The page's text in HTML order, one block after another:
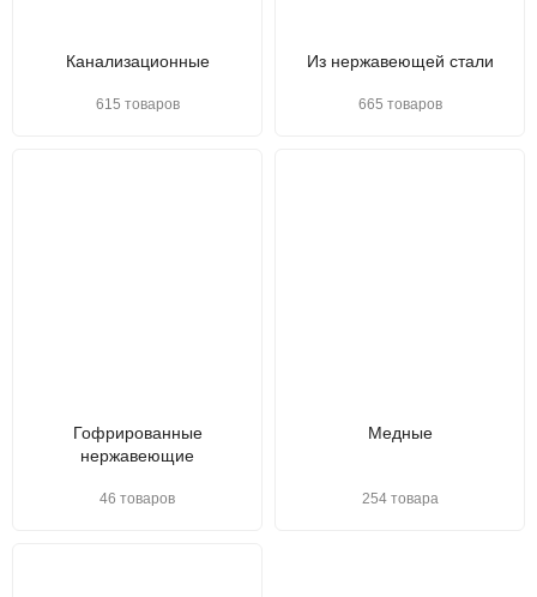
Канализационные
615 товаров
Из нержавеющей стали
665 товаров
Гофрированные
нержавеющие
46 товаров
Медные
254 товара